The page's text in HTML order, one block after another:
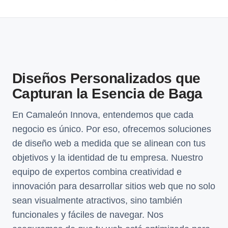
Diseños Personalizados que
Capturan la Esencia de Baga
En Camaleón Innova, entendemos que cada
negocio es único. Por eso, ofrecemos soluciones
de diseño web a medida que se alinean con tus
objetivos y la identidad de tu empresa. Nuestro
equipo de expertos combina creatividad e
innovación para desarrollar sitios web que no solo
sean visualmente atractivos, sino también
funcionales y fáciles de navegar. Nos